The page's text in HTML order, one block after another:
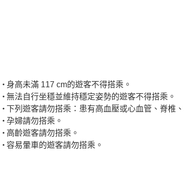
身高未滿 117 cm的遊客不得搭乘。
無法自行坐穩並維持穩定姿勢的遊客不得搭乘。
下列遊客請勿搭乘：患有高血壓或心血管、脊椎
孕婦請勿搭乘。
高齡遊客請勿搭乘。
容易暈車的遊客請勿搭乘。